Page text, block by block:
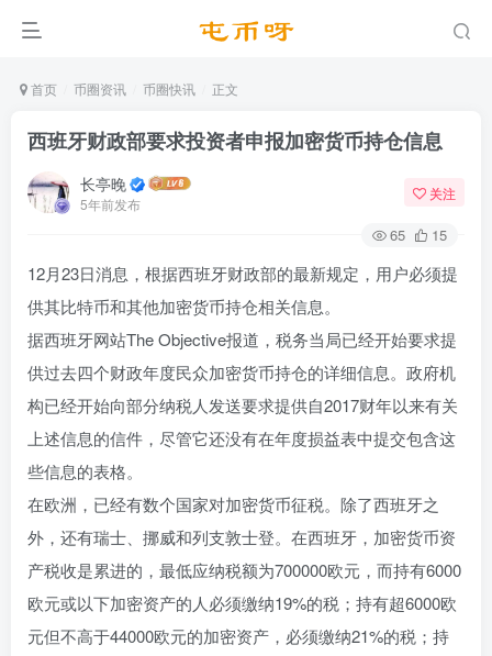
首页 币圈资讯 币圈快讯 正文
西班牙财政部要求投资者申报加密货币持仓信息
长亭晚
5年前发布
关注
65 15
12月23日消息，根据西班牙财政部的最新规定，用户必须提
供其比特币和其他加密货币持仓相关信息。
据西班牙网站The Objective报道，税务当局已经开始要求提
供过去四个财政年度民众加密货币持仓的详细信息。政府机
构已经开始向部分纳税人发送要求提供自2017财年以来有关
上述信息的信件，尽管它还没有在年度损益表中提交包含这
些信息的表格。
在欧洲，已经有数个国家对加密货币征税。除了西班牙之
外，还有瑞士、挪威和列支敦士登。在西班牙，加密货币资
产税收是累进的，最低应纳税额为700000欧元，而持有6000
欧元或以下加密资产的人必须缴纳19%的税；持有超6000欧
元但不高于44000欧元的加密资产，必须缴纳21%的税；持